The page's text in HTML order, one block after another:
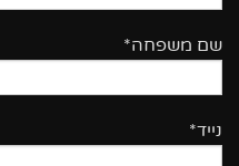
שם משפחה*
נייד*